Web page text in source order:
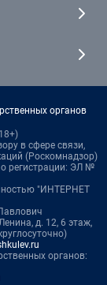
органов
в сфере связи,
(Роскомнадзор)
регистрации: ЭЛ №
"ИНТЕРНЕТ
д. 12, 6 этаж,
органов: